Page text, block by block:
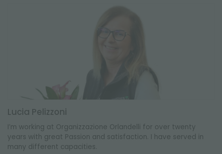
Lucia Pelizzoni
I’m working at Organizzazione Orlandelli for over twenty
years with great Passion and satisfaction. I have served in
many different capacities.